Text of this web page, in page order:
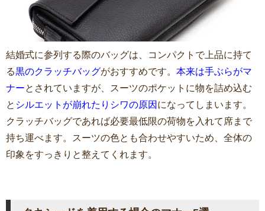
結婚式に参列する際のバッグは、コンパクトで上品に持て
る黒のクラッチバッグがおすすめです。 本来は手ぶらがマ
ナーとされていますが、スーツのポケットに物を詰め込む
と シルエットが崩れたりシワの原因 になってしまいます。
クラッチバッグであれば必要最低限の荷物を入れて席まで
持ち運べます。スーツの色とも合わせやすいため、全体の
印象をすっきりと整えてくれます。